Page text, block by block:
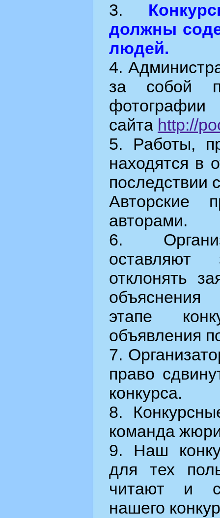
3.
должны
людей.
4.
за собой
сайта http://
5. Работы,
находятся в
последствии
Авторские
авторами.
6.
отклонять
этапе
объявления
7.
право
конкурса.
8.
команда
9. Наш
для тех
читают и
нашего